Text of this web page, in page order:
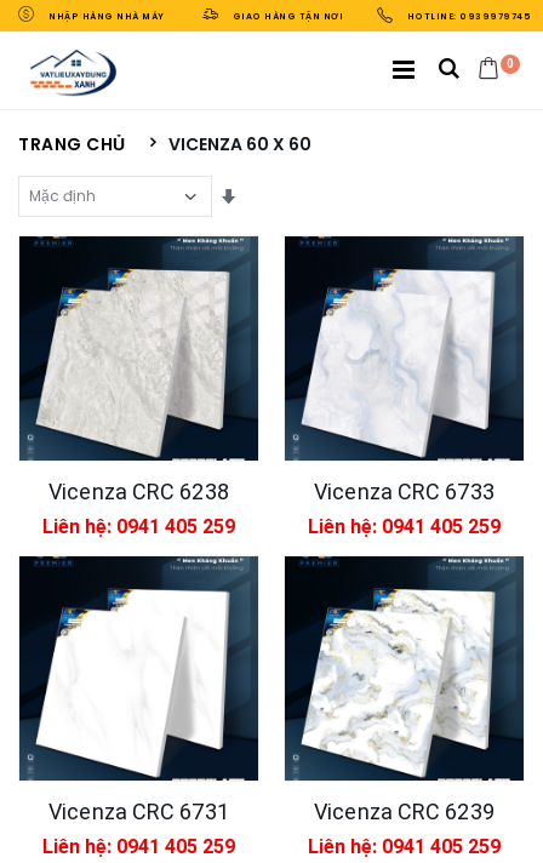
NHẬP HÀNG NHÀ MÁY GIAO HÀNG TẬN NƠI HOTLINE: 0939979745
0
TRANG CHỦ VICENZA 60 X 60
Sắp Xếp Theo
Vicenza CRC 6238
Liên hệ: 0941 405 259
Vicenza CRC 6733
Liên hệ: 0941 405 259
Vicenza CRC 6731
Liên hệ: 0941 405 259
Vicenza CRC 6239
Liên hệ: 0941 405 259